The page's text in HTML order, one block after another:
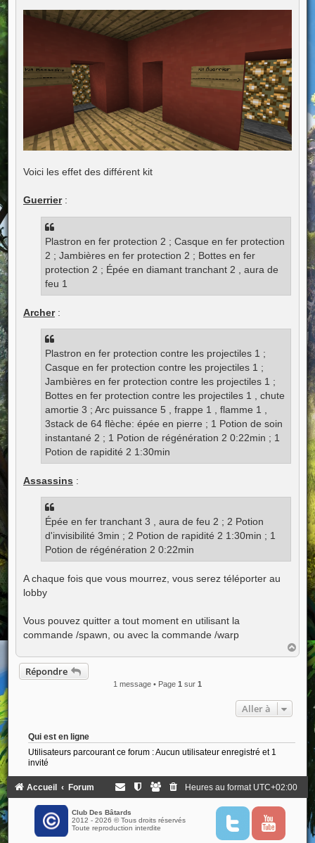
Voici les effet des différent kit
Guerrier:
Plastron en fer protection 2 ; Casque en fer protection
2 ; Jambières en fer protection 2 ; Bottes en fer
protection 2 ; Épée en diamant tranchant 2 , aura de
feu 1
Archer:
Plastron en fer protection contre les projectiles 1 ;
Casque en fer protection contre les projectiles 1 ;
Jambières en fer protection contre les projectiles 1 ;
Bottes en fer protection contre les projectiles 1 , chute
amortie 3 ; Arc puissance 5 , frappe 1 , flamme 1 ,
3stack de 64 flèche: épée en pierre ; 1 Potion de soin
instantané 2 ; 1 Potion de régénération 2 0:22min ; 1
Potion de rapidité 2 1:30min
Assassins :
Épée en fer tranchant 3 , aura de feu 2 ; 2 Potion
d'invisibilité 3min ; 2 Potion de rapidité 2 1:30min ; 1
Potion de régénération 2 0:22min
A chaque fois que vous mourrez, vous serez téléporter au
lobby
Vous pouvez quitter a tout moment en utilisant la
commande /spawn, ou avec la commande /warp
a
Répondre
1 message • Page 1 sur 1
Aller à
Qui est en ligne
Utilisateurs parcourant ce forum : Aucun utilisateur enregistré et 1
invité
Accueil Forum Heures au format UTC+02:00
Club Des Bâtards
2012 - 2026 © Tous droits réservés
Toute reproduction interdite
T
Y